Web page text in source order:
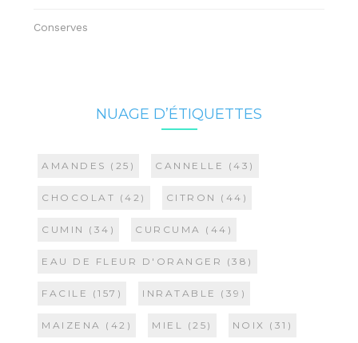
Conserves
NUAGE D’ÉTIQUETTES
AMANDES (25) CANNELLE (43)
CHOCOLAT (42) CITRON (44)
CUMIN (34) CURCUMA (44)
EAU DE FLEUR D'ORANGER (38)
FACILE (157) INRATABLE (39)
MAIZENA (42) MIEL (25) NOIX (31)